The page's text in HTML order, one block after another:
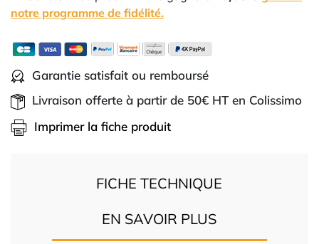
notre programme de fidélité.
Garantie satisfait ou remboursé
Livraison offerte à partir de 50€ HT en Colissimo
Imprimer la fiche produit
FICHE TECHNIQUE
EN SAVOIR PLUS